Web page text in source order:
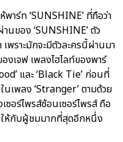
าร์ท ‘SUNSHINE’ ที่ถือว่า
นของ ‘SUNSHINE’ ตัว
ราะมักจะมีตัวละครนี้ผ่านมา
เจฟ เพลงไฮไลท์ของพาร์
และ ‘Black Tie’ ก่อนที่
นเพลง ‘Stranger’ ตามด้วย
ซอร์ไพรส์ซ้อนเซอร์ไพรส์ ถือ
ให้กับผู้ชมมากที่สุดอีกหนึ่ง